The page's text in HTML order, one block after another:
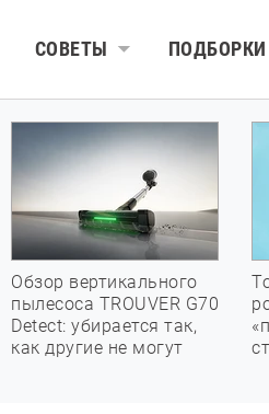
СОВЕТЫ ПОДБОРКИ
Обзор вертикального
пылесоса TROUVER G70
Detect: убирается так,
как другие не могут